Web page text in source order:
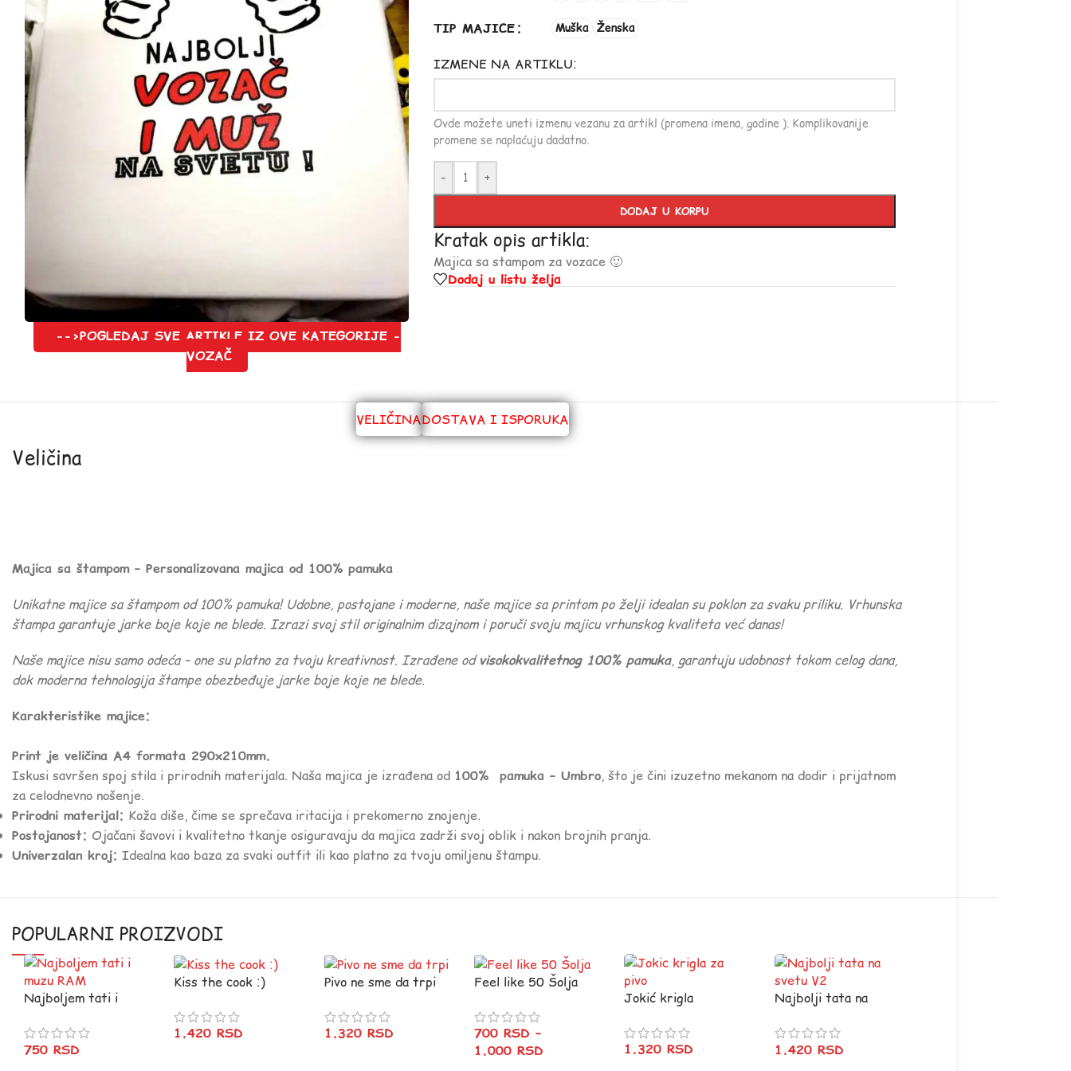
-->POGLEDAJ SVE ARTIKLE IZ OVE KATEGORIJE -
VOZAČ
TIP MAJICE Muška Ženska
IZMENE NA ARTIKLU:
Ovde možete uneti izmenu vezanu za artikl (promena imena, godine ). Komplikovanije
promene se naplaćuju dadatno.
- +
DODAJ U KORPU
Kratak opis artikla:
Majica sa stampom za vozace 🙂
Dodaj u listu želja
VELIČINADOSTAVA I ISPORUKA
Veličina
Majica sa štampom – Personalizovana majica od 100% pamuka
Unikatne majice sa štampom od 100% pamuka! Udobne, postojane i moderne, naše majice sa printom po želji idealan su poklon za svaku priliku. Vrhunska
štampa garantuje jarke boje koje ne blede. Izrazi svoj stil originalnim dizajnom i poruči svoju majicu vrhunskog kvaliteta već danas!
Naše majice nisu samo odeća – one su platno za tvoju kreativnost. Izrađene odvisokokvalitetnog 100% pamuka, garantuju udobnost tokom celog dana,
dok moderna tehnologija štampe obezbeđuje jarke boje koje ne blede.
Karakteristike majice:
Print je veličina A4 formata 290x210mm.
Iskusi savršen spoj stila i prirodnih materijala. Naša majica je izrađena od 100% pamuka – Umbro, što je čini izuzetno mekanom na dodir i prijatnom
za celodnevno nošenje.
Prirodni materijal: Koža diše, čime se sprečava iritacija i prekomerno znojenje.
Postojanost: Ojačani šavovi i kvalitetno tkanje osiguravaju da majica zadrži svoj oblik i nakon brojnih pranja.
Univerzalan kroj: Idealna kao baza za svaki outfit ili kao platno za tvoju omiljenu štampu.
POPULARNI PROIZVODI
Najboljem tati i
750 RSD
Kiss the cook :)
1.420RSD
Pivo ne sme da trpi
1.320 RSD
Feel like 50 Šolja
700 RSD –
1.000 RSD
Jokić krigla
1.320RSD
Najbolji tata na
1.420 RSD